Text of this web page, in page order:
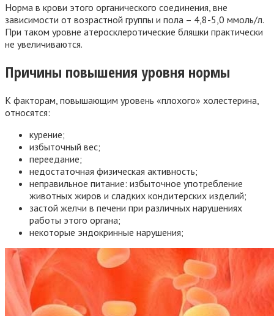
Норма в крови этого органического соединения, вне
зависимости от возрастной группы и пола – 4,8-5,0 ммоль/л.
При таком уровне атеросклеротические бляшки практически
не увеличиваются.
Причины повышения уровня нормы
К факторам, повышающим уровень «плохого» холестерина,
относятся:
курение;
избыточный вес;
переедание;
недостаточная физическая активность;
неправильное питание: избыточное употребление
животных жиров и сладких кондитерских изделий;
застой желчи в печени при различных нарушениях
работы этого органа;
некоторые эндокринные нарушения;